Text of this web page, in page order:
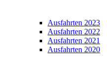
Ausfahrten 2023
Ausfahrten 2022
Ausfahrten 2021
Ausfahrten 2020